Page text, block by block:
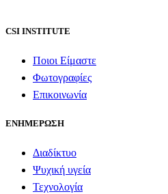
CSI INSTITUTE
Ποιοι Είμαστε
Φωτογραφίες
Επικοινωνία
ΕΝΗΜΕΡΩΣΗ
Διαδίκτυο
Ψυχική υγεία
Τεχνολογία